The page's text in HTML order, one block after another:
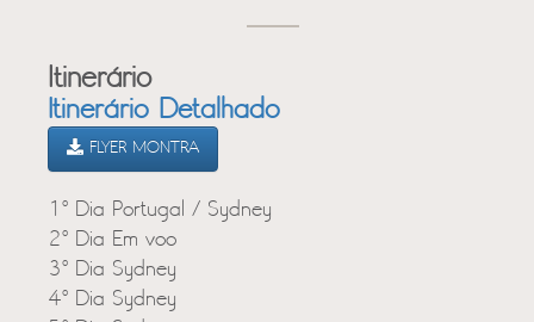
Itinerário
Itinerário Detalhado
FLYER MONTRA
1º Dia Portugal / Sydney
2º Dia Em voo
3º Dia Sydney
4º Dia Sydney